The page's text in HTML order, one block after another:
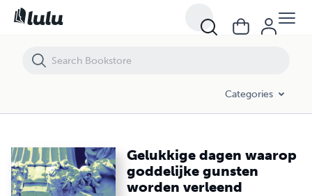
Categories
Gelukkige dagen waarop
goddelijke gunsten
worden verleend
Gelukkige dagen waarop goddelijke gunsten worden verleend